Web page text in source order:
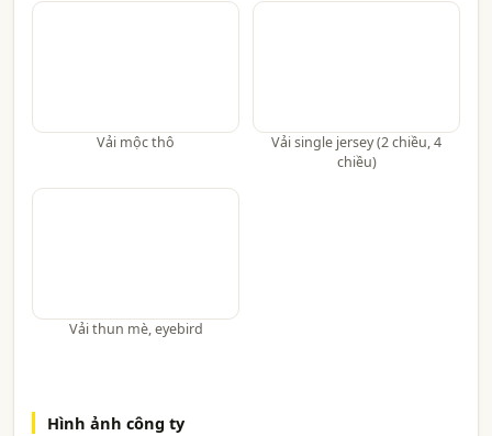
Vải mộc thô
Vải single jersey (2 chiều, 4
chiều)
Vải thun mè, eyebird
Hình ảnh công ty